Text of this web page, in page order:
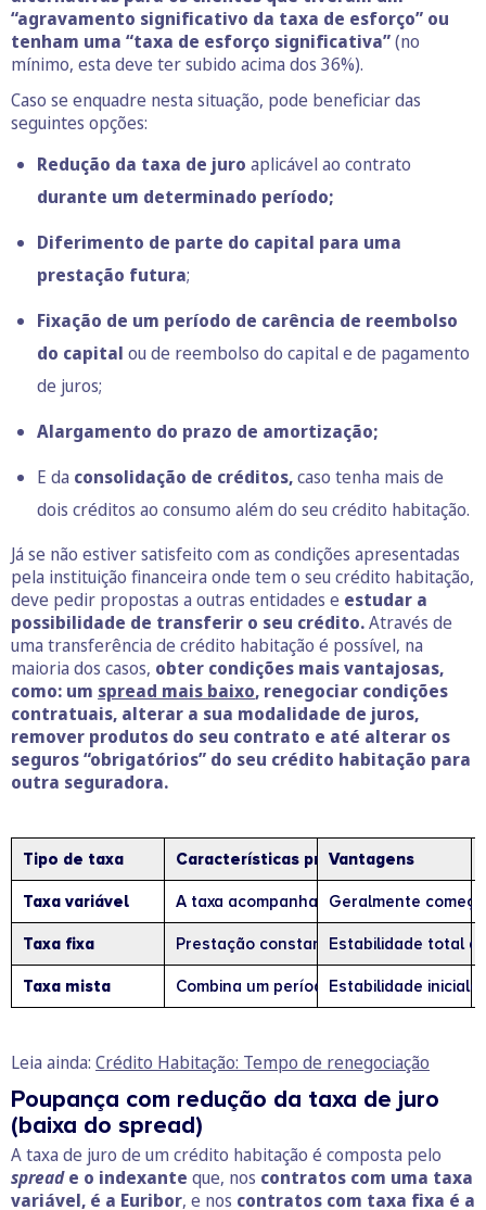
“agravamento significativo da taxa de esforço” ou
tenham uma “taxa de esforço significativa”(no
mínimo, esta deve ter subido acima dos 36%).
Caso se enquadre nesta situação, pode beneficiar das
seguintes opções:
Redução da taxa de juro aplicável ao contrato
durante um determinado período;
Diferimento de parte do capital para uma
prestação futura;
Fixação de um período de carência de reembolso
do capital ou de reembolso do capital e de pagamento
de juros;
Alargamento do prazo de amortização;
E da consolidação de créditos,caso tenha mais de
dois créditos ao consumo além do seu crédito habitação.
Já se não estiver satisfeito com as condições apresentadas
pela instituição financeira onde tem o seu crédito habitação,
deve pedir propostas a outras entidades e estudar a
possibilidade de transferir o seu crédito.Através de
uma transferência de crédito habitação é possível, na
maioria dos casos, obter condições mais vantajosas,
como: um spread mais baixo, renegociar condições
contratuais, alterar a sua modalidade de juros,
remover produtos do seu contrato e até alterar os
seguros “obrigatórios” do seu crédito habitação para
outra seguradora.
Tipo de taxa Características principais
Vantagens
Taxa variável A taxa acompanha a Euribor (3, 6 ou
Geralmente
Taxa fixa Prestação constante durante todo o
Estabilidade total
Taxa mista Combina um período inicial com taxa
Estabilidade inicial
Leia ainda: Crédito Habitação: Tempo de renegociação
Poupança com redução da taxa de juro
(baixa do spread)
A taxa de juro de um crédito habitação é composta pelo
spreade o indexante que, nos contratos com uma taxa
variável, é a Euribor, e nos contratos com taxa fixa é a